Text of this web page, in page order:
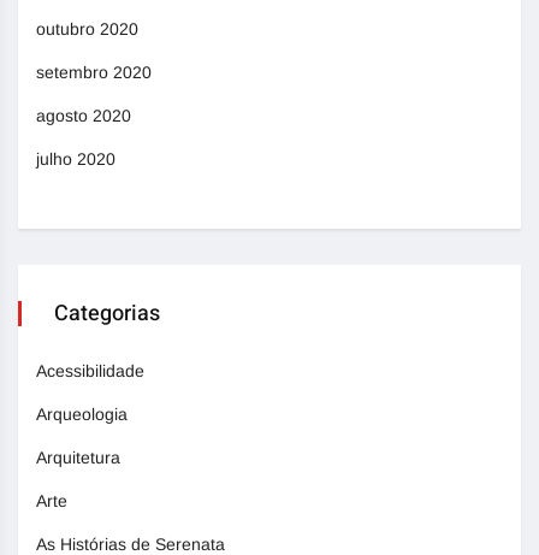
outubro 2020
setembro 2020
agosto 2020
julho 2020
Categorias
Acessibilidade
Arqueologia
Arquitetura
Arte
As Histórias de Serenata